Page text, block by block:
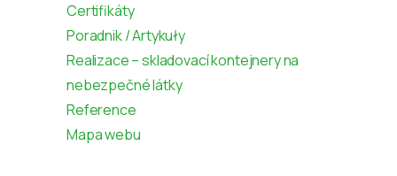
Certifikáty
Poradnik / Artykuły
Realizace – skladovací kontejnery na
nebezpečné látky
Reference
Mapa webu